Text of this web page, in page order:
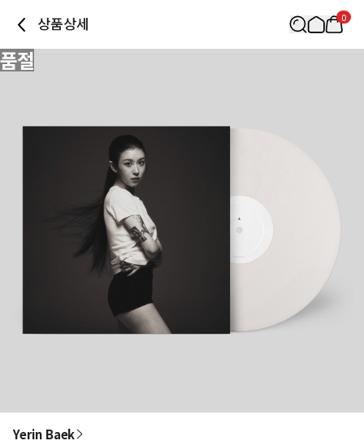
상품상세 0
품절
Yerin Baek